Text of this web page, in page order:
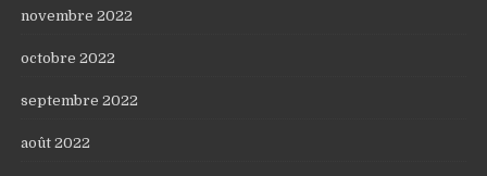
novembre 2022
octobre 2022
septembre 2022
août 2022